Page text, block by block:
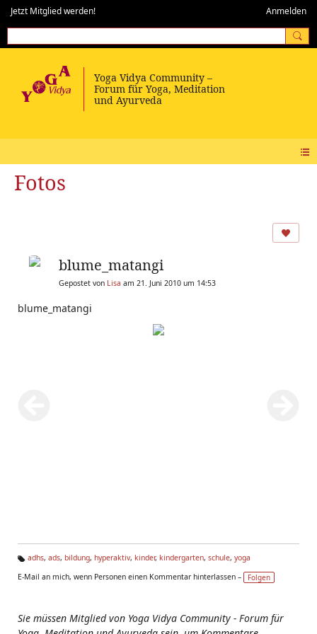
Jetzt Mitglied werden! Anmelden
Fotos
blume_matangi
Gepostet von Lisa am 21. Juni 2010 um 14:53
blume_matangi
g
adhs, ads, bildung, hyperaktiv, kinder, kindergarten, schule, yoga
E-Mail an mich, wenn Personen einen Kommentar hinterlassen –
Folgen
Sie müssen Mitglied von Yoga Vidya Community - Forum für